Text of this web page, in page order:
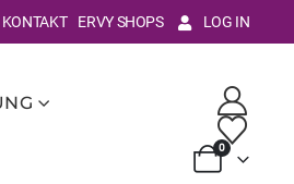
KONTAKT ERVY SHOPS LOG IN
0